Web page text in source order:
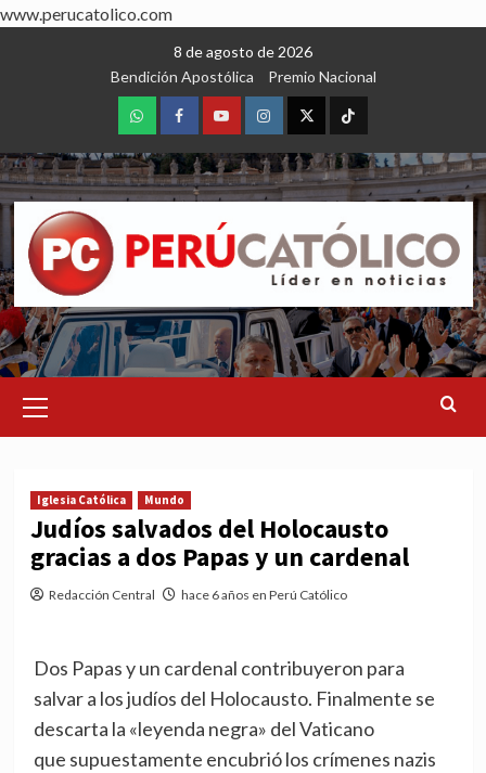
www.perucatolico.com
8 de agosto de 2026
Bendición Apostólica
Premio Nacional
WhatsAppFacebookYoutubeInstagram
X TikTok
Menu
Iglesia Católica Mundo
Judíos salvados del Holocausto
gracias a dos Papas y un cardenal
Redacción Central hace 6 años en Perú Católico
Dos Papas y un cardenal contribuyeron para
salvar a los judíos del Holocausto. Finalmente se
descarta la «leyenda negra» del Vaticano
que supuestamente encubrió los crímenes nazis